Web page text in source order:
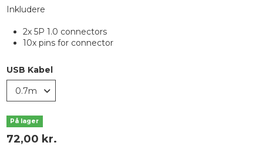
Inkludere
2x 5P 1.0 connectors
10x pins for connector
USB Kabel
På lager
72,00 kr.